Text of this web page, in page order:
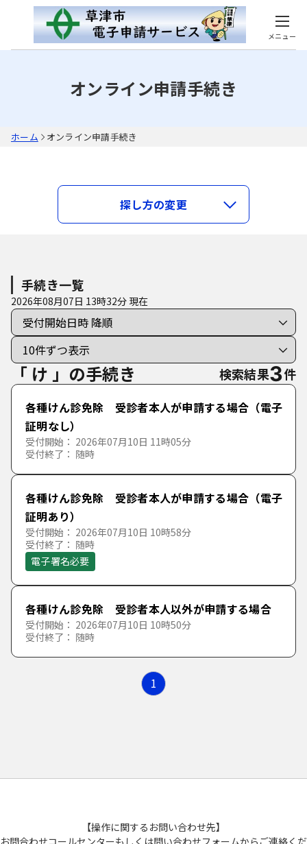
メニュー
オンライン申請手続き
ホーム オンライン申請手続き
キーワードで探す
分類で探す
ライフイベント
住民票
税金
子育て・福祉・健康・保険・医療
水道
ペット
イベント・研修・講座等参加申込
防災
避難行動要支援者登録に関すること
口座情報登録依頼
50音で探す
あ行
か き く
さ行
さ し す せ そ
た行
た
な行
な
は行
は ひ ふ へ ほ
ま行
ま
や行
ゆ
探し方の変更
手続き一覧
2026年08月07日 13時32分 現在
「 け 」の手続き 検索結果3件
各種けん診免除 受診者本人が申請する場合（電子
証明なし）
受付開始： 2026年07月10日 11時05分
受付終了： 随時
各種けん診免除 受診者本人が申請する場合（電子
証明あり）
受付開始： 2026年07月10日 10時58分
受付終了： 随時
電子署名必要
各種けん診免除 受診者本人以外が申請する場合
受付開始： 2026年07月10日 10時50分
受付終了： 随時
1
【操作に関するお問い合わせ先】
お問合わせコールセンターもしくは問い合わせフォームからご連絡くだ